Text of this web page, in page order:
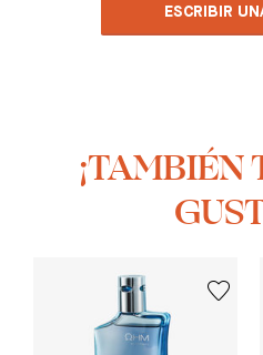
ESCRIBIR
¡TAMBIÉN